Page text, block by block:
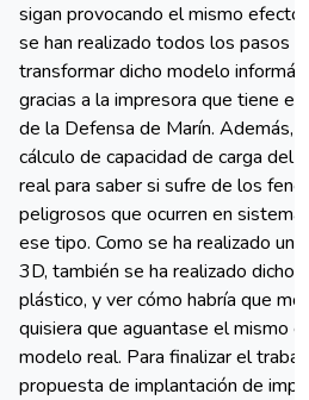
sigan provocando el mismo
se han realizado todos los pasos
transformar dicho modelo
gracias a la impresora que tiene el
de la Defensa de Marín. Además,
cálculo de capacidad de carga del
real para saber si sufre de los
peligrosos que ocurren en
ese tipo. Como se ha realizado un
3D, también se ha realizado dicho
plástico, y ver cómo habría que
quisiera que aguantase el mismo
modelo real. Para finalizar el
propuesta de implantación de